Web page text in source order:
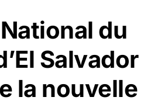
du
Salvador
la nouvelle